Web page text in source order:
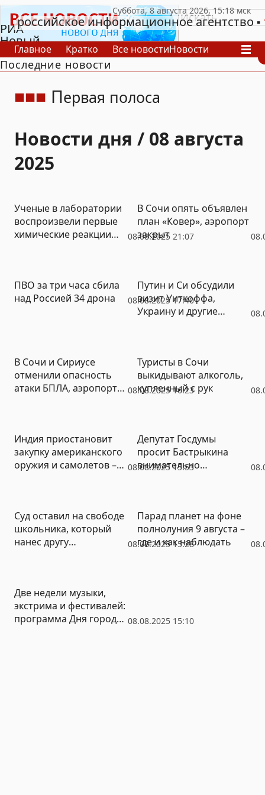
РИА
Новый
День
российское информационное агентство
Главное Кратко Все новостиНовости
В России
В мире
Последние новости
Первая полоса
Новости дня / 08 августа
2025
08.08.2025 21:07
Ученые в лаборатории
воспроизвели первые
химические реакции
В Сочи опять объявлен
план «Ковер», аэропорт
закрыт
08.08.2025 17:40
ПВО за три часа сбила
над Россией 34 дрона
Путин и Си обсудили
визит Уиткоффа,
Украину и другие
08.08.2025 16:23
В Сочи и Сириусе
отменили опасность
атаки БПЛА, аэропорт
Туристы в Сочи
выкидывают алкоголь,
купленный с рук
08.08.2025 15:53
Индия приостановит
закупку американского
оружия и самолетов –
Депутат Госдумы
просит Бастрыкина
внимательно
08.08.2025 15:28
Суд оставил на свободе
школьника, который
нанес другу
Парад планет на фоне
полнолуния 9 августа –
где и как наблюдать
08.08.2025 15:10
Две недели музыки,
экстрима и фестивалей:
программа Дня города